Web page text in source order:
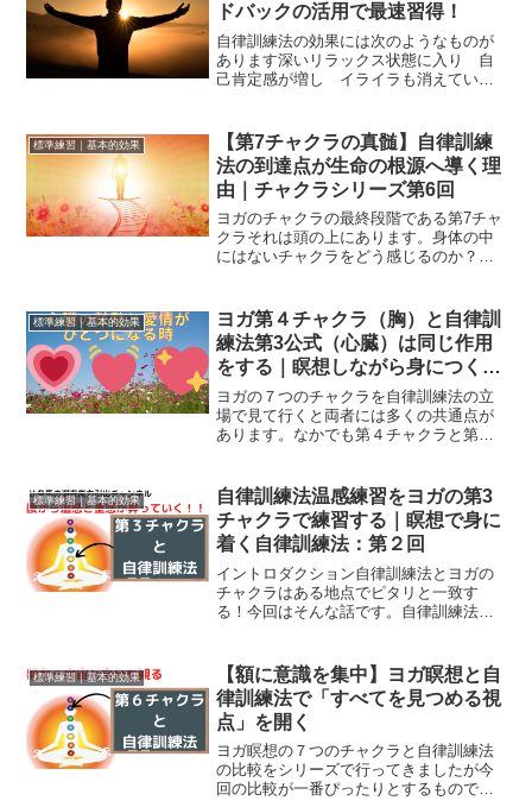
ドバックの活用で最速習得！
自律訓練法の効果には次のようなものが
あります深いリラックス状態に入り 自
己肯定感が増し イライラも消えていく
マンのストレス解消や 目標に向かって
頑張ってる人のメンタルサ...
標準練習｜基本的効果
【第7チャクラの真髄】自律訓練
法の到達点が生命の根源へ導く理
由｜チャクラシリーズ第6回
ヨガのチャクラの最終段階である第7チャ
クラそれは頭の上にあります。身体の中
にはないチャクラをどう感じるのか？不
にわかってきます第一～第六チャクラま
でのように身体のどこか...
標準練習｜基本的効果
ヨガ第４チャクラ（胸）と自律訓
練法第3公式（心臓）は同じ作用
をする｜瞑想しながら身につく自
律訓練法：第３回
ヨガの７つのチャクラを自律訓練法の立
場で見て行くと両者には多くの共通点が
あります。なかでも第４チャクラと第３
式は心臓の鼓動を感じるメソッドですつ
まり両者は意識を胸あたり...
標準練習｜基本的効果
自律訓練法温感練習をヨガの第3
チャクラで練習する｜瞑想で身に
着く自律訓練法：第２回
イントロダクション自律訓練法とヨガの
チャクラはある地点でピタリと一致す
る！今回はそんな話です。自律訓練法を
しまうことがあります。けれど、その力
みこそが、自律訓練法の感覚...
標準練習｜基本的効果
【額に意識を集中】ヨガ瞑想と自
律訓練法で「すべてを見つめる視
点」を開く
ヨガ瞑想の７つのチャクラと自律訓練法
の比較をシリーズで行ってきましたが今
回の比較が一番ぴったりとするものです